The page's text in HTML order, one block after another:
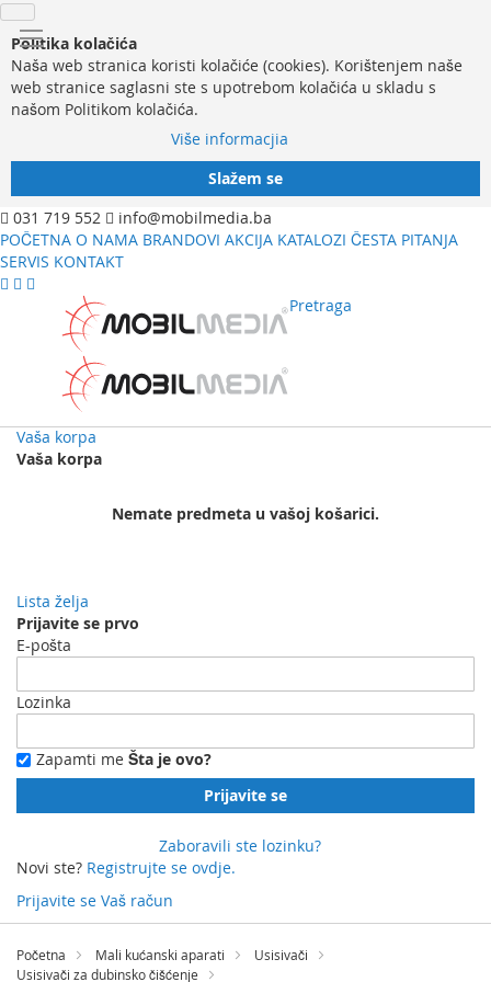
Politika kolačića
Naša web stranica koristi kolačiće (cookies). Korištenjem naše
web stranice saglasni ste s upotrebom kolačića u skladu s
našom Politikom kolačića.
Više informacjia
Slažem se
031 719 552
info@mobilmedia.ba
POČETNA O NAMA BRANDOVI AKCIJA KATALOZI ČESTA PITANJA
SERVIS KONTAKT
Pretraga
Vaša korpa
Vaša korpa
Nemate predmeta u vašoj košarici.
Lista želja
Prijavite se prvo
E-pošta
Lozinka
Zapamti me Šta je ovo?
Prijavite se
Zaboravili ste lozinku?
Novi ste? Registrujte se ovdje.
Prijavite se Vaš račun
Preskočite
sadržaj
Početna Mali kućanski aparati
Usisivači
Usisivači za dubinsko čišćenje